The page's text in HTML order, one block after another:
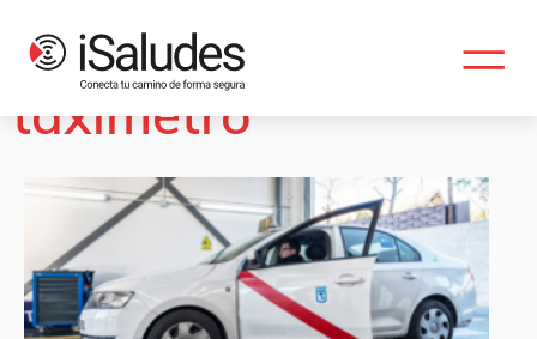
Etiqueta: precios del
taxímetro